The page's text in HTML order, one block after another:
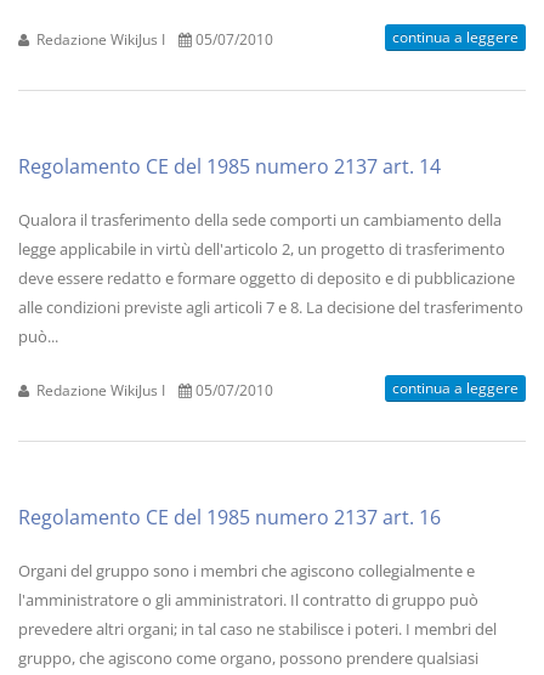
Redazione WikiJus I 05/07/2010 continua a leggere
Regolamento CE del 1985 numero 2137 art. 14
Qualora il trasferimento della sede comporti un cambiamento della
legge applicabile in virtù dell'articolo 2, un progetto di trasferimento
deve essere redatto e formare oggetto di deposito e di pubblicazione
alle condizioni previste agli articoli 7 e 8. La decisione del trasferimento
può...
Redazione WikiJus I 05/07/2010 continua a leggere
Regolamento CE del 1985 numero 2137 art. 16
Organi del gruppo sono i membri che agiscono collegialmente e
l'amministratore o gli amministratori. Il contratto di gruppo può
prevedere altri organi; in tal caso ne stabilisce i poteri. I membri del
gruppo, che agiscono come organo, possono prendere qualsiasi